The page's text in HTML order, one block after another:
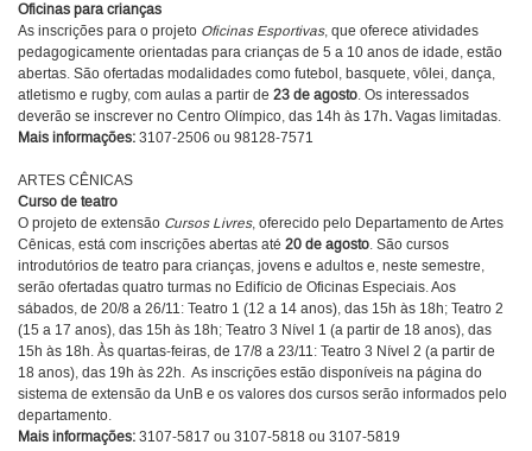
Oficinas para crianças
As inscrições para o projeto Oficinas Esportivas, que oferece atividades
pedagogicamente orientadas para crianças de 5 a 10 anos de idade, estão
abertas. São ofertadas modalidades como futebol, basquete, vôlei, dança,
atletismo e rugby, com aulas a partir de 23 de agosto. Os interessados
deverão se inscrever no Centro Olímpico, das 14h às 17h. Vagas limitadas.
Mais informações: 3107-2506 ou 98128-7571
ARTES CÊNICAS
Curso de teatro
O projeto de extensão Cursos Livres, oferecido pelo Departamento de Artes
Cênicas, está com inscrições abertas até 20 de agosto. São cursos
introdutórios de teatro para crianças, jovens e adultos e, neste semestre,
serão ofertadas quatro turmas no Edifício de Oficinas Especiais. Aos
sábados, de 20/8 a 26/11: Teatro 1 (12 a 14 anos), das 15h às 18h; Teatro 2
(15 a 17 anos), das 15h às 18h; Teatro 3 Nível 1 (a partir de 18 anos), das
15h às 18h. Às quartas-feiras, de 17/8 a 23/11: Teatro 3 Nível 2 (a partir de
18 anos), das 19h às 22h. As inscrições estão disponíveis na página do
sistema de extensão da UnB e os valores dos cursos serão informados pelo
departamento.
Mais informações: 3107-5817 ou 3107-5818 ou 3107-5819